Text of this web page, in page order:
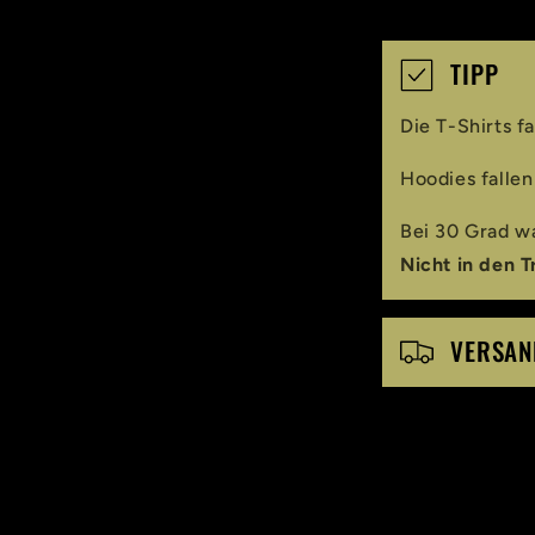
a
p
p
TIPP
Die T-Shirts
Hoodies
Bei 30 Grad
Nicht in den